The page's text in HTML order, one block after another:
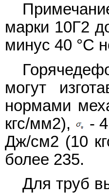
марки 10Г2
минус 40 °С
могут
нормами
кгс/мм2),
-
Дж/см2 (10
более 235.
Для труб